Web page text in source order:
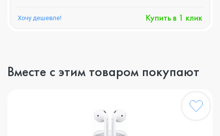
Хочу дешевле! Купить в 1 клик
Вместе с этим товаром покупают